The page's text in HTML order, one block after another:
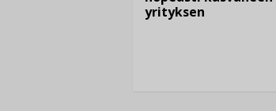
yrityksen